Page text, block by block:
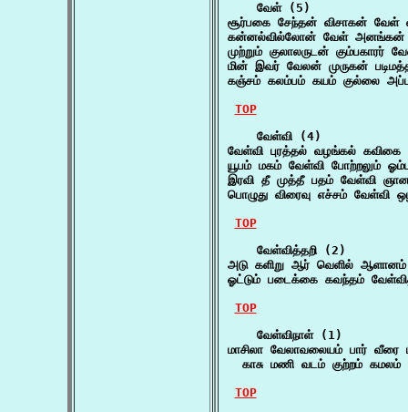
    வேள் (5)
சூர்பகை சேந்தன் விசாகன்
கன்னல்வில்லோன் வேள்
முற்றும் குலாலருடன்
மின் இவர் வேலன் முருகன்
கஞ்சம் கலம்பம் கயம் குல்லை
TOP
    வேள்வி (4)
வேள்வி புரத்தல் வழங்கல்
யூபம் மகம் வேள்வி போற்றலும்
இரவி தீ முத்தீ பதம் வேள்வி
பொழுது விரைவு எச்சம்
TOP
    வேள்வித்தறி (2)
அடு களிறு ஆர் வெளில்
ஓட்டும் படைக்கை கவந்தம்
TOP
    வேள்விநாள் (1)
மாசிலா வேலாவலையம் பார் வீரை
காசு மணி வடம் குற்றம்
TOP